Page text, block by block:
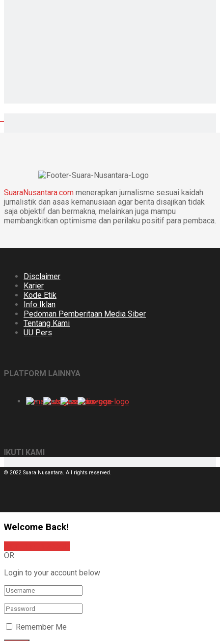
SuaraNusantara.com menerapkan jurnalisme sesuai kaidah
jurnalistik dan asas kemanusiaan agar berita disajikan tidak
saja objektif dan bermakna, melainkan juga mampu
membangkitkan optimisme dan perilaku positif para pembaca.
Disclaimer
Karier
Kode Etik
Info Iklan
Pedoman Pemberitaan Media Siber
Tentang Kami
UU Pers
PLATFORM LAINNYA
IKUTI KAMI
© 2022 Suara Nusantara. All rights reserved.
Welcome Back!
OR
Login to your account below
Remember Me